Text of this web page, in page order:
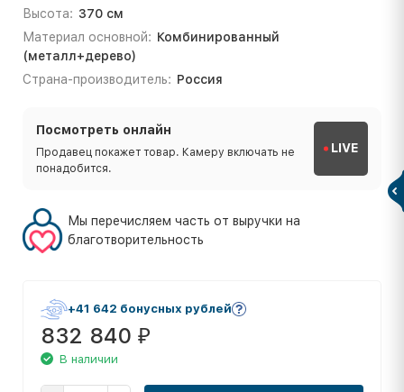
Высота: 370 см
Материал основной: Комбинированный
(металл+дерево)
Страна-производитель: Россия
Посмотреть онлайн
Продавец покажет товар. Камеру включать не
понадобится.
LIVE
Мы перечисляем часть от выручки на
благотворительность
+41 642 бонусных рублей
832 840 ₽
В наличии